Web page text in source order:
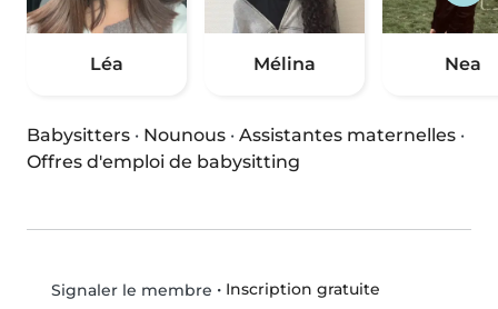
Léa Mélina Nea
Babysitters · Nounous · Assistantes maternelles ·
Offres d'emploi de babysitting
Signaler le membre • Inscription gratuite